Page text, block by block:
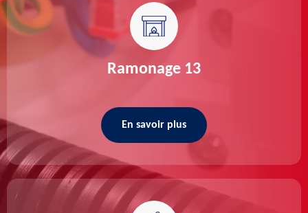
Ramonage 13
En savoir plus